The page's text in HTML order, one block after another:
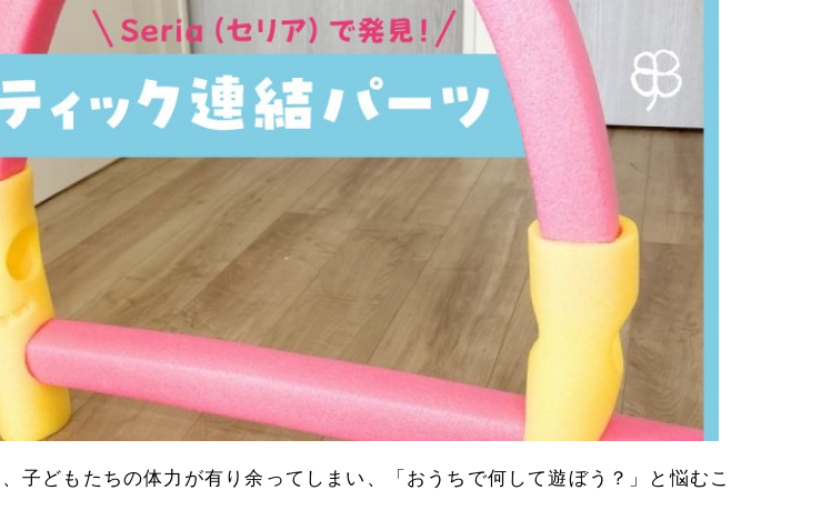
子どもたちの体力が有り余ってしまい、「おうちで何して遊ぼう？」と悩むこ